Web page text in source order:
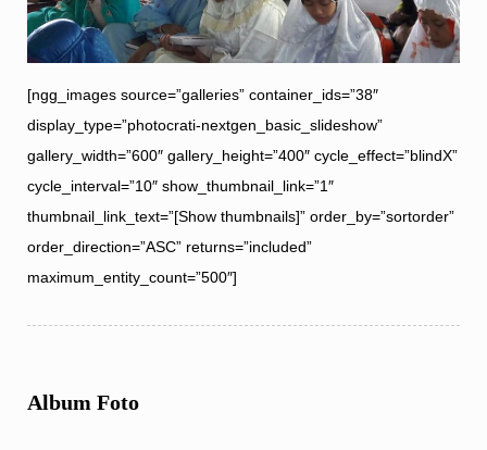
[ngg_images source=”galleries” container_ids=”38″
display_type=”photocrati-nextgen_basic_slideshow”
gallery_width=”600″ gallery_height=”400″ cycle_effect=”blindX”
cycle_interval=”10″ show_thumbnail_link=”1″
thumbnail_link_text=”[Show thumbnails]” order_by=”sortorder”
order_direction=”ASC” returns=”included”
maximum_entity_count=”500″]
Album Foto